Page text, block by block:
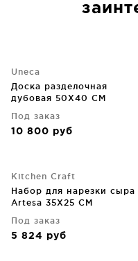
Uneca
Доска разделочная
дубовая 50X40 CM
Под заказ
10 800 руб
Kitchen Craft
Набор для нарезки сыра
Artesa 35X25 CM
Под заказ
5 824 руб